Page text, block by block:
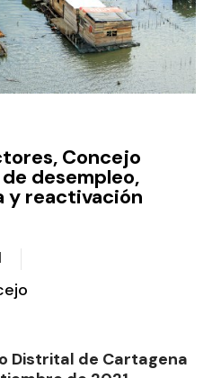
Concejo
desempleo,
y reactivación
Distrital de Cartagena